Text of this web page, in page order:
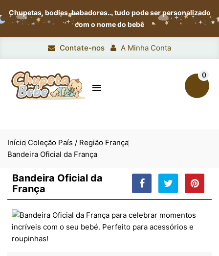
Chupetas, bodies, babadores…tudo pode ser personalizado
com o nome do bebê
Contate-nos A Minha Conta

0
Início Coleção País / Região França
Bandeira Oficial da França
Bandeira Oficial da
França